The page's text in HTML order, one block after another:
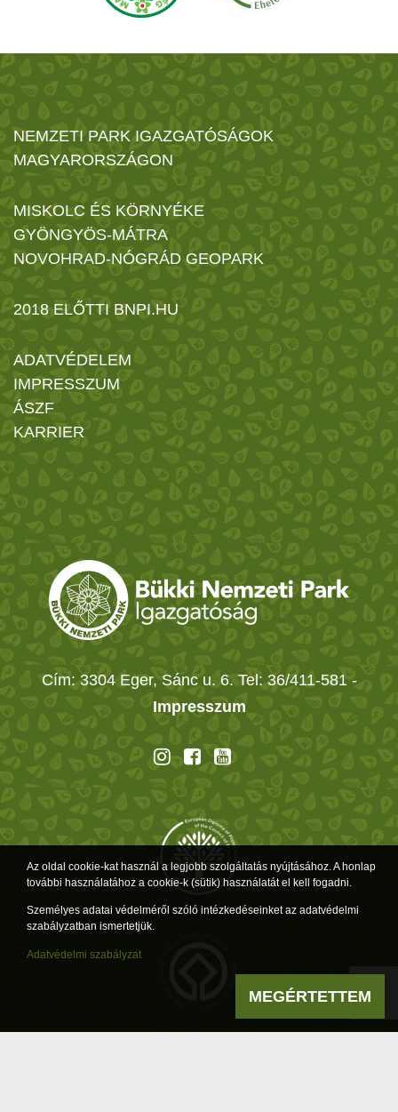
NEMZETI PARK IGAZGATÓSÁGOK
MAGYARORSZÁGON
MISKOLC ÉS KÖRNYÉKE
GYÖNGYÖS-MÁTRA
NOVOHRAD-NÓGRÁD GEOPARK
2018 ELŐTTI BNPI.HU
ADATVÉDELEM
IMPRESSZUM
ÁSZF
KARRIER
Cím: 3304 Eger, Sánc u. 6. Tel: 36/411-581 -
Impresszum
Az oldal cookie-kat használ a legjobb szolgáltatás nyújtásához. A honlap
további használatához a cookie-k (sütik) használatát el kell fogadni.
Személyes adatai védelméről szóló intézkedéseinket az adatvédelmi
szabályzatban ismertetjük.
Adatvédelmi szabályzat
MEGÉRTETTEM